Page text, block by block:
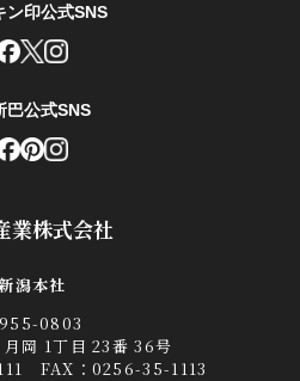
業株式会社
潟本社
0803
岡 1丁目 23番 36号
FAX：0256-35-1113
ン印公式SNS
巴公式SNS